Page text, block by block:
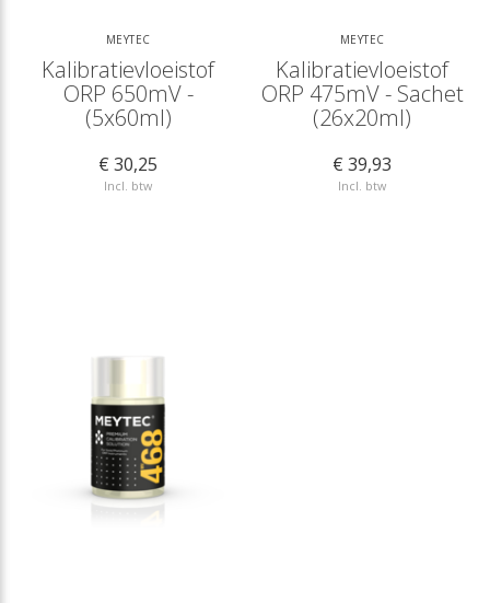
MEYTEC
Kalibratievloeistof
ORP 650mV -
(5x60ml)
€ 30,25
Incl. btw
MEYTEC
Kalibratievloeistof
ORP 475mV - Sachet
(26x20ml)
€ 39,93
Incl. btw